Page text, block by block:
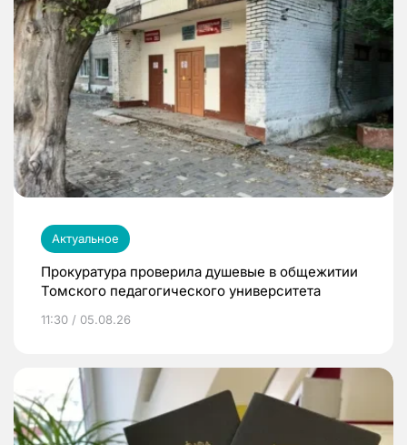
Актуальное
Прокуратура проверила душевые в общежитии
Томского педагогического университета
11:30 / 05.08.26